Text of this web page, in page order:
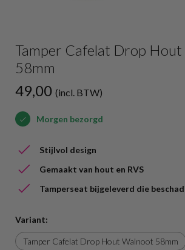
Tamper Cafelat Drop Hout
58mm
49,00 (incl. BTW)
Morgen bezorgd
Stijlvol design
Gemaakt van hout en RVS
Tamperseat bijgeleverd die
Variant:
Tamper Cafelat Drop Hout Walnoot 58mm